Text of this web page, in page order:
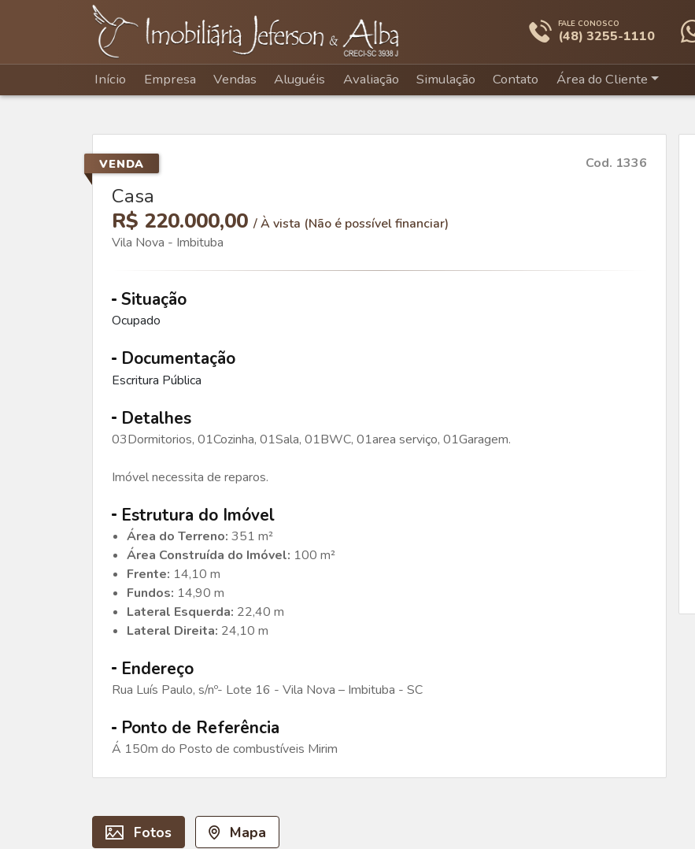
FALE CONOSCO
(48) 3255-1110
Início Empresa Vendas Aluguéis Avaliação Simulação Contato Área do Cliente
VENDA Cod. 1336
Casa
R$ 220.000,00 / À vista (Não é possível financiar)
Vila Nova - Imbituba
Situação
Ocupado
Documentação
Escritura Pública
Detalhes
03Dormitorios, 01Cozinha, 01Sala, 01BWC, 01area serviço, 01Garagem.
Imóvel necessita de reparos.
Estrutura do Imóvel
Área do Terreno: 351 m²
Área Construída do Imóvel: 100 m²
Frente: 14,10 m
Fundos: 14,90 m
Lateral Esquerda: 22,40 m
Lateral Direita: 24,10 m
Endereço
Rua Luís Paulo, s/nº- Lote 16 - Vila Nova – Imbituba - SC
Ponto de Referência
Á 150m do Posto de combustíveis Mirim
Fotos Mapa